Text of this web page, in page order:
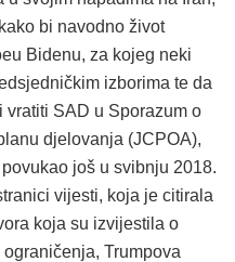
bi navodno život
Bidenu, za kojeg neki
izborima te da
vratiti SAD u Sporazum o
djelovanja (JCPOA),
još u svibnju 2018.
vijesti, koja je citirala
koja su izvijestila o
Trumpova